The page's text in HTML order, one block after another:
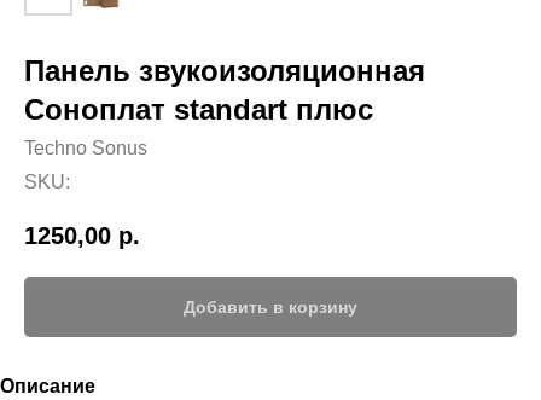
Панель звукоизоляционная
Соноплат standart плюс
Techno Sonus
SKU:
1250,00 р.
Добавить в корзину
Описание